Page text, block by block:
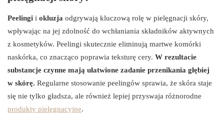
Peelingi i okluzja odgrywają kluczową rolę w pielęgnacji skóry,
wpływając na jej zdolność do wchłaniania składników aktywnych
z kosmetyków. Peelingi skutecznie eliminują martwe komórki
naskórka, co znacząco poprawia teksturę cery. W rezultacie
substancje czynne mają ułatwione zadanie przenikania głębiej
w skórę. Regularne stosowanie peelingów sprawia, że skóra staje
się nie tylko gładsza, ale również lepiej przyswaja różnorodne
produkty pielęgnacyjne.